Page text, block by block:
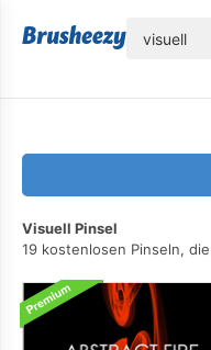
Visuell Pinsel
19 kostenlosen Pinseln,